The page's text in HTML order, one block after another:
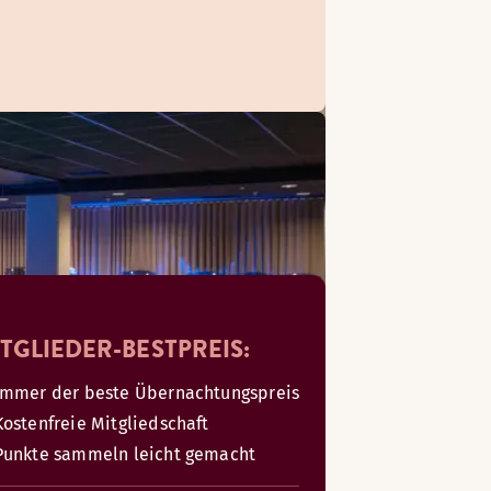
BESTPREIS:
der beste Übernachtungspreis
Mitgliedschaft
sammeln leicht gemacht